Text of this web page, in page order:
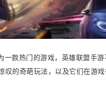
款热门的游戏，英雄联盟手
的奇葩玩法，以及它们在游戏